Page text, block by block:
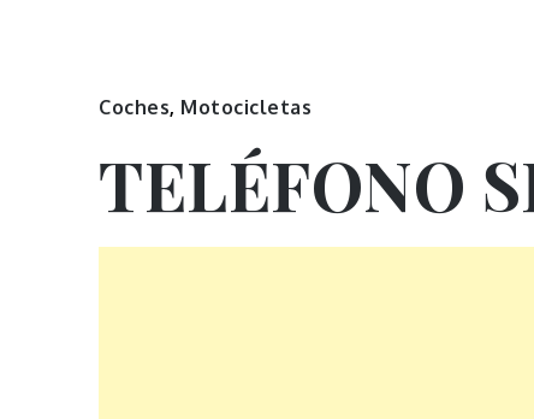
Coches, Motocicletas
TELÉFONO